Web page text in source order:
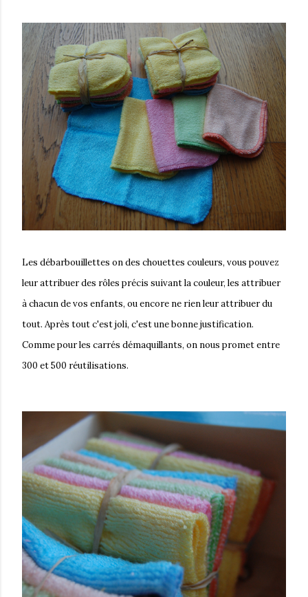
Les débarbouillettes on des chouettes couleurs, vous pouvez
leur attribuer des rôles précis suivant la couleur, les attribuer
à chacun de vos enfants, ou encore ne rien leur attribuer du
tout. Après tout c'est joli, c'est une bonne justification.
Comme pour les carrés démaquillants, on nous prometentre
300 et 500 réutilisations.